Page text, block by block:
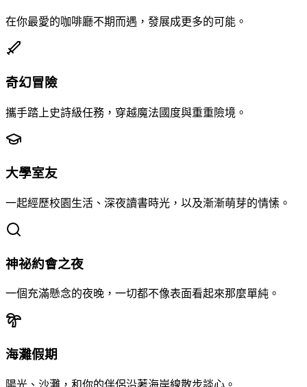
在你最愛的咖啡廳不期而遇，發展成更多的可能。
奇幻冒險
攜手踏上史詩級任務，穿越魔法國度與重重險境。
大學室友
一起經歷校園生活、深夜讀書時光，以及漸漸萌芽的情愫。
神祕約會之夜
一個充滿懸念的夜晚，一切都不像表面看起來那麼單純。
海灘假期
陽光、沙灘，和你的伴侶沿著海岸線散步談心。